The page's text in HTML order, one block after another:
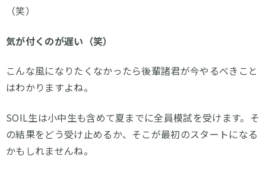
（笑）
気が付くのが遅い（笑）
こんな風になりたくなかったら後輩諸君が今やるべきこと
はわかりますよね。
SOIL生は小中生も含めて夏までに全員模試を受けます。そ
の結果をどう受け止めるか、そこが最初のスタートになる
かもしれませんね。